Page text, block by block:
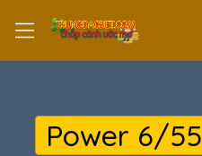
Power 6/55